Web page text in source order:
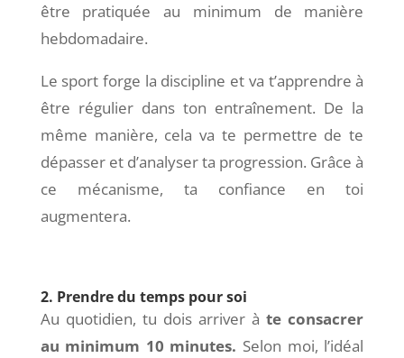
être pratiquée au minimum de manière
hebdomadaire.
Le sport forge la discipline et va t’apprendre à
être régulier dans ton entraînement. De la
même manière, cela va te permettre de te
dépasser et d’analyser ta progression. Grâce à
ce mécanisme, ta confiance en toi
augmentera.
2. Prendre du temps pour soi
Au quotidien, tu dois arriver à te consacrer
au minimum 10 minutes. Selon moi, l’idéal